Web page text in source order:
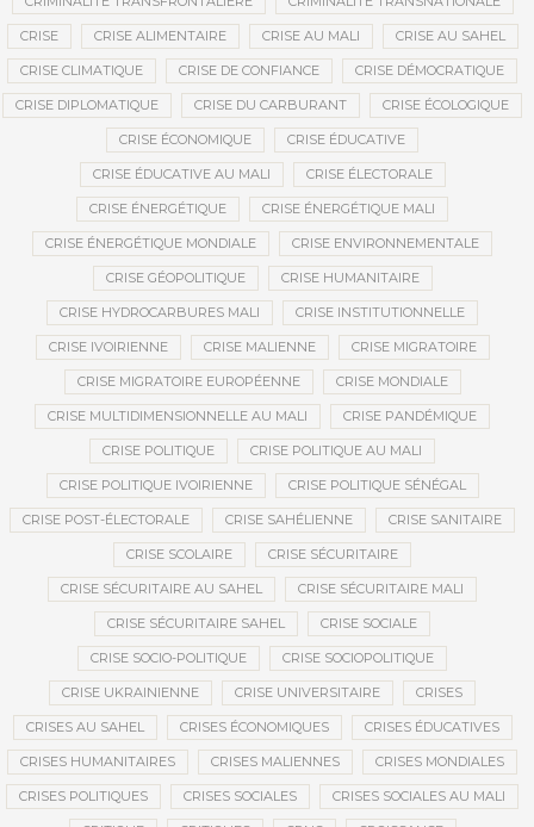
CRISE CRISE ALIMENTAIRE CRISE AU MALI CRISE AU SAHEL
CRISE CLIMATIQUE CRISE DE CONFIANCE CRISE DÉMOCRATIQUE
CRISE DIPLOMATIQUE CRISE DU CARBURANT CRISE ÉCOLOGIQUE
CRISE ÉCONOMIQUE CRISE ÉDUCATIVE
CRISE ÉDUCATIVE AU MALI CRISE ÉLECTORALE
CRISE ÉNERGÉTIQUE CRISE ÉNERGÉTIQUE MALI
CRISE ÉNERGÉTIQUE MONDIALE CRISE ENVIRONNEMENTALE
CRISE GÉOPOLITIQUE CRISE HUMANITAIRE
CRISE HYDROCARBURES MALI CRISE INSTITUTIONNELLE
CRISE IVOIRIENNE CRISE MALIENNE CRISE MIGRATOIRE
CRISE MIGRATOIRE EUROPÉENNE CRISE MONDIALE
CRISE MULTIDIMENSIONNELLE AU MALI CRISE PANDÉMIQUE
CRISE POLITIQUE CRISE POLITIQUE AU MALI
CRISE POLITIQUE IVOIRIENNE CRISE POLITIQUE SÉNÉGAL
CRISE POST-ÉLECTORALE CRISE SAHÉLIENNE CRISE SANITAIRE
CRISE SCOLAIRE CRISE SÉCURITAIRE
CRISE SÉCURITAIRE AU SAHEL CRISE SÉCURITAIRE MALI
CRISE SÉCURITAIRE SAHEL CRISE SOCIALE
CRISE SOCIO-POLITIQUE CRISE SOCIOPOLITIQUE
CRISE UKRAINIENNE CRISE UNIVERSITAIRE CRISES
CRISES AU SAHEL CRISES ÉCONOMIQUES CRISES ÉDUCATIVES
CRISES HUMANITAIRES CRISES MALIENNES CRISES MONDIALES
CRISES POLITIQUES CRISES SOCIALES CRISES SOCIALES AU MALI